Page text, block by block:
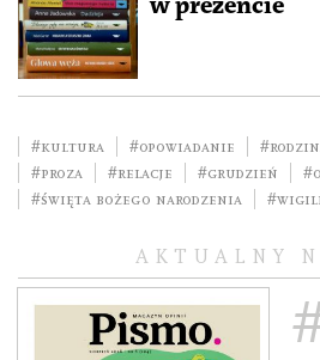
#kultura #opowiadanie
#Proza
#relacje #grudzień
#Święta Bożego Narodzenia
AKTUALNY